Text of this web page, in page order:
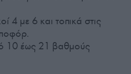
4 με 6 και τοπικά στις
10 έως 21 βαθμούς